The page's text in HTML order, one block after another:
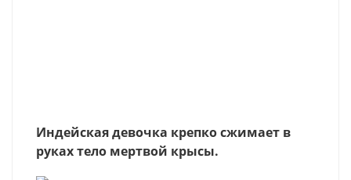
Индейская девочка крепко сжимает в
руках тело мертвой крысы.